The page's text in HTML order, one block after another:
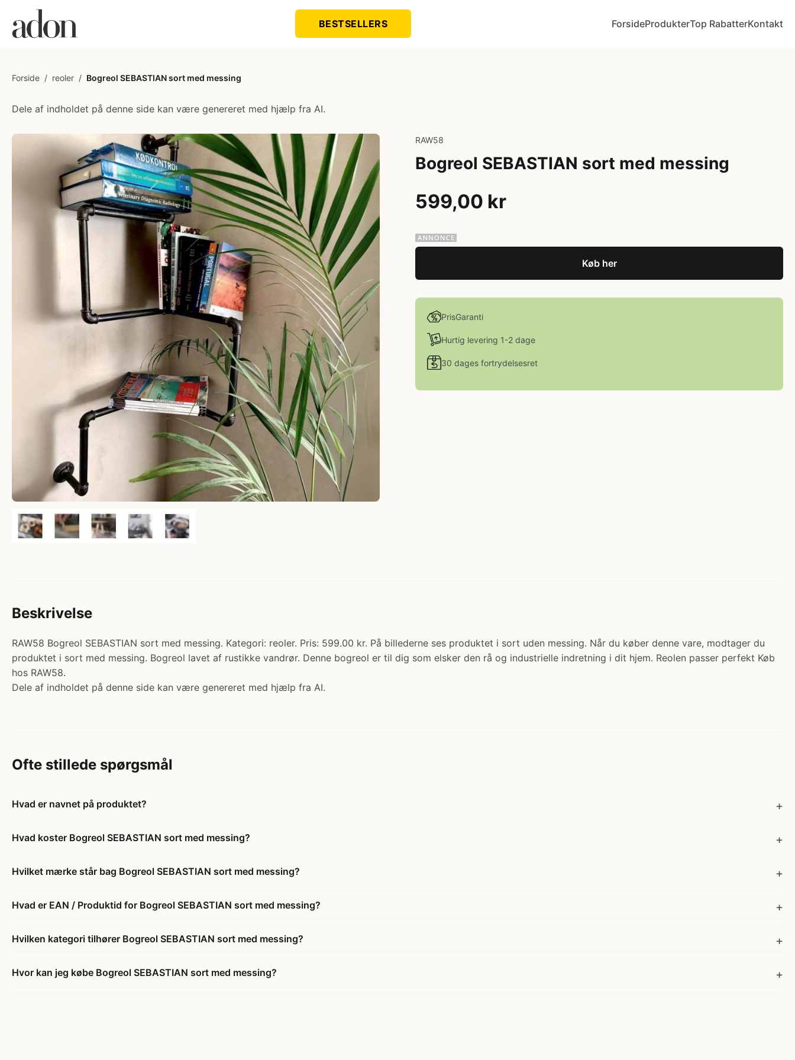
BESTSELLERS ForsideProdukterTop RabatterKontakt
Forside / reoler / Bogreol SEBASTIAN sort med messing
Dele af indholdet på denne side kan være genereret med hjælp fra AI.
RAW58
Bogreol SEBASTIAN sort med messing
599,00 kr
Køb her
PrisGaranti
Hurtig levering 1-2 dage
30 dages fortrydelsesret
Beskrivelse
RAW58 Bogreol SEBASTIAN sort med messing. Kategori: reoler. Pris: 599.00 kr. På billederne ses produktet i sort uden messing. Når du køber denne vare, modtager du
produktet i sort med messing. Bogreol lavet af rustikke vandrør. Denne bogreol er til dig som elsker den rå og industrielle indretning i dit hjem. Reolen passer perfekt Køb
hos RAW58.
Dele af indholdet på denne side kan være genereret med hjælp fra AI.
Ofte stillede spørgsmål
Hvad er navnet på produktet?
Hvad koster Bogreol SEBASTIAN sort med messing?
Hvilket mærke står bag Bogreol SEBASTIAN sort med messing?
Hvad er EAN / Produktid for Bogreol SEBASTIAN sort med messing?
Hvilken kategori tilhører Bogreol SEBASTIAN sort med messing?
Hvor kan jeg købe Bogreol SEBASTIAN sort med messing?